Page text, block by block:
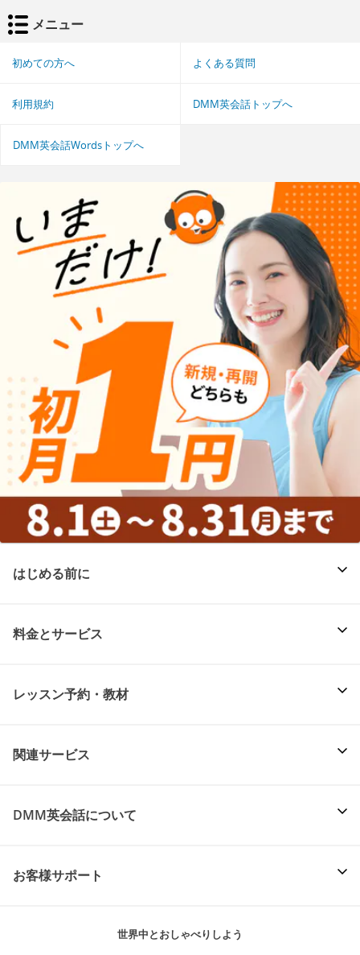
メニュー
初めての方へ よくある質問
利用規約 DMM英会話トップへ
DMM英会話Wordsトップへ
はじめる前に
料金とサービス
レッスン予約・教材
関連サービス
DMM英会話について
お客様サポート
世界中とおしゃべりしよう